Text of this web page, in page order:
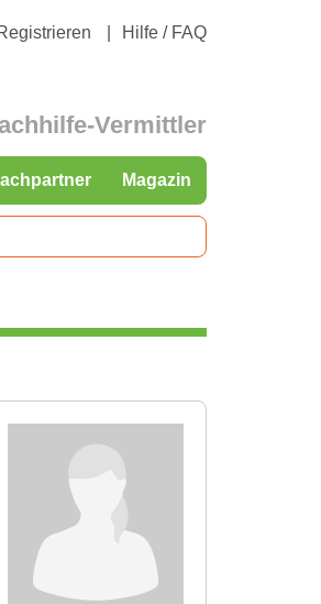
Hilfe / FAQ
Vermittler
Magazin